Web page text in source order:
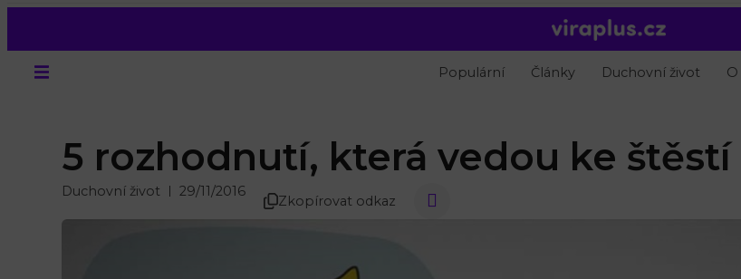
Populární Články Duchovní život O
5 rozhodnutí, která vedou ke štěstí
Duchovní život 29/11/2016
Zkopírovat odkaz